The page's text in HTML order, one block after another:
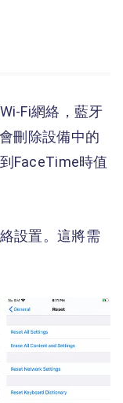
Fi網絡，藍牙
刪除設備中的
FaceTime時值
設置。這將需